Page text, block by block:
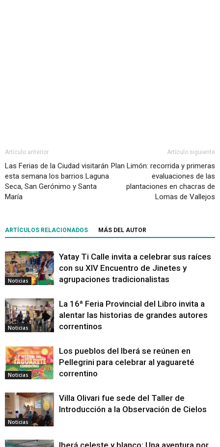
Artículo anterior
Las Ferias de la Ciudad visitarán
esta semana los barrios Laguna
Seca, San Gerónimo y Santa
María
Artículo siguiente
Plan Limón: recorrida y primeras
evaluaciones de las
plantaciones en chacras de
Lomas de Vallejos
ARTÍCULOS RELACIONADOS MÁS DEL AUTOR
Noticias
Yatay Ti Calle invita a celebrar sus raíces
con su XIV Encuentro de Jinetes y
agrupaciones tradicionalistas
Noticias
La 16ª Feria Provincial del Libro invita a
alentar las historias de grandes autores
correntinos
Noticias
Los pueblos del Iberá se reúnen en
Pellegrini para celebrar al yaguareté
correntino
Noticias
Villa Olivari fue sede del Taller de
Introducción a la Observación de Cielos
Iberá celeste y blanco: Una aventura por